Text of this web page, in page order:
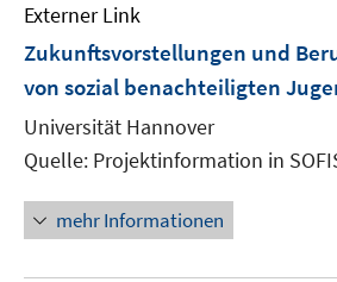
Externer Link
Zukunftsvorstellungen und
von sozial benachteiligten
Universität Hannover
Quelle: Projektinformation in
mehr Informationen